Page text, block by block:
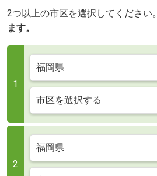
2つ以上の市区を選択してください。
ます。
1
2